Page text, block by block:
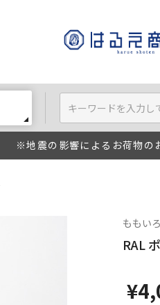
※地震の影響によるお荷物の
ももい
RAL